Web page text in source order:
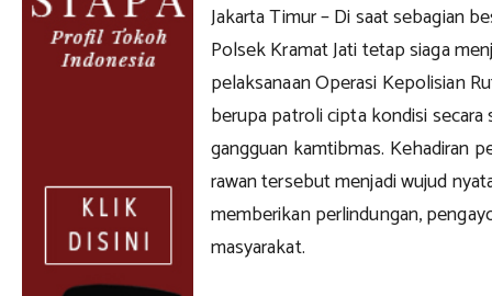
Jakarta Timur – Di saat sebagian
Polsek Kramat Jati tetap siaga
pelaksanaan Operasi Kepolisian
berupa patroli cipta kondisi
gangguan kamtibmas. Kehadiran
rawan tersebut menjadi wujud
memberikan perlindungan,
masyarakat.